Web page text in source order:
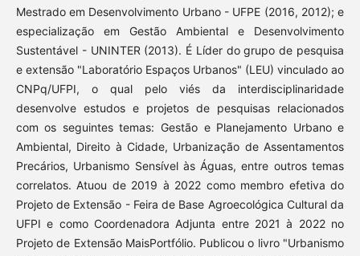
Mestrado em Desenvolvimento Urbano - UFPE (2016, 2012); e
especialização em Gestão Ambiental e Desenvolvimento
Sustentável - UNINTER (2013). É Líder do grupo de pesquisa
e extensão "Laboratório Espaços Urbanos" (LEU) vinculado ao
CNPq/UFPI, o qual pelo viés da interdisciplinaridade
desenvolve estudos e projetos de pesquisas relacionados
com os seguintes temas: Gestão e Planejamento Urbano e
Ambiental, Direito à Cidade, Urbanização de Assentamentos
Precários, Urbanismo Sensível às Águas, entre outros temas
correlatos. Atuou de 2019 à 2022 como membro efetiva do
Projeto de Extensão - Feira de Base Agroecológica Cultural da
UFPI e como Coordenadora Adjunta entre 2021 à 2022 no
Projeto de Extensão MaisPortfólio. Publicou o livro "Urbanismo